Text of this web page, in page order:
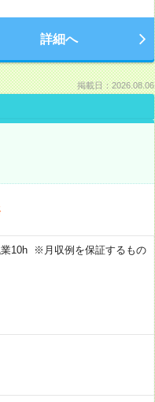
詳細へ
掲載日：2026.08.06
10h ※月収例を保証するもの